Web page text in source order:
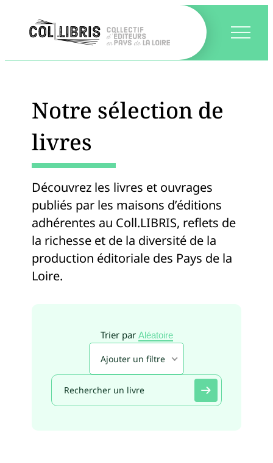
Notre sélection de
livres
Découvrez les livres et ouvrages
publiés par les maisons d’éditions
adhérentes au Coll.LIBRIS, reflets de
la richesse et de la diversité de la
production éditoriale des Pays de la
Loire.
Trier par Aléatoire
Ajouter un filtre